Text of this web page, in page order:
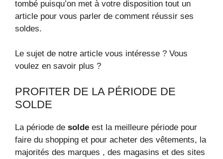
tombé puisqu’on met à votre disposition tout un
article pour vous parler de comment réussir ses
soldes.
Le sujet de notre article vous intéresse ? Vous
voulez en savoir plus ?
PROFITER DE LA PÉRIODE DE
SOLDE
La période de solde est la meilleure période pour
faire du shopping et pour acheter des vêtements, la
majorités des marques , des magasins et des sites